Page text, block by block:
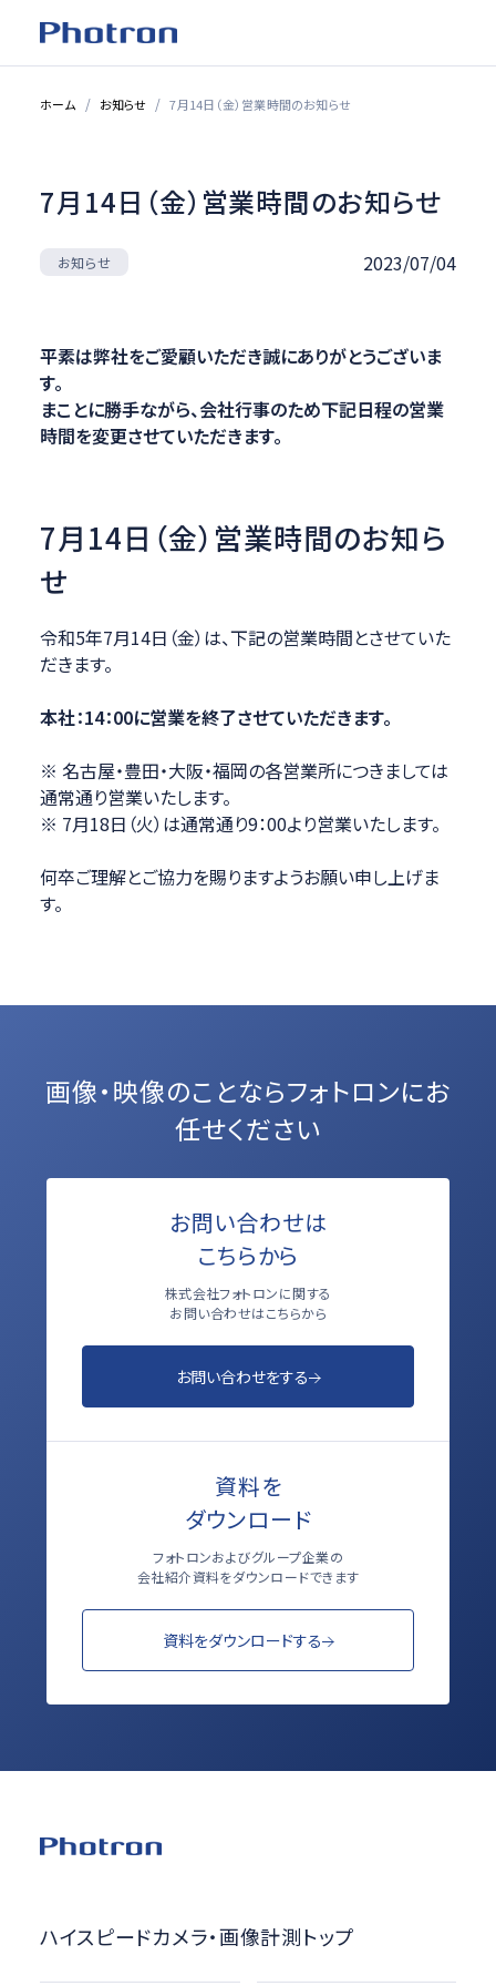
ホーム お知らせ 7月14日（金）営業時間のお知らせ
7月14日（金）営業時間のお知らせ
お知らせ 2023/07/04
平素は弊社をご愛顧いただき誠にありがとうございま
す。
まことに勝手ながら、会社行事のため下記日程の営業
時間を変更させていただきます。
7月14日（金）営業時間のお知ら
せ
令和5年7月14日（金）は、下記の営業時間とさせていた
だきます。
本社：14：00に営業を終了させていただきます。
※ 名古屋・豊田・大阪・福岡の各営業所につきましては
通常通り営業いたします。
※ 7月18日（火）は通常通り9：00より営業いたします。
何卒ご理解とご協力を賜りますようお願い申し上げま
す。
画像・映像のことならフォトロンにお
任せください
お問い合わせは
こちらから
株式会社フォトロンに関する
お問い合わせはこちらから
お問い合わせをする
資料を
ダウンロード
フォトロンおよびグループ企業の
会社紹介資料をダウンロードできます
資料をダウンロードする
ハイスピードカメラ・画像計測トップ